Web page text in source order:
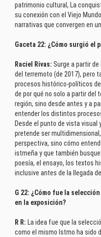
patrimonio cultural, La
su conexión con el Viejo
narrativas que convergen en
Gaceta 22: ¿Cómo surgió el
Raciel Rivas: Surge a partir
del terremoto (de 2017), pero
procesos histórico-políticos
de por qué no solo a partir del
región, sino desde antes y a
entender los distintos
Desde el punto de vista visual
pretende ser
perspectiva, sino cómo
istmeña y que también
poesía, el ensayo, los textos
inclusive antes de la llegada
G 22: ¿Cómo fue la
en la exposición?
R R: La idea fue que la
como el mismo Istmo ha sido